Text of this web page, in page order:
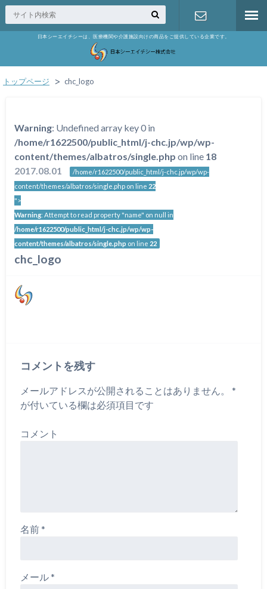
日本シーエイチシーは、医療機関や介護施設向けの商品をご提供している企業です。
トップページ chc_logo
Warning: Undefined array key 0 in
/home/r1622500/public_html/j-chc.jp/wp/wp-
content/themes/albatros/single.php on line 18
2017.08.01
/home/r1622500/public_html/j-chc.jp/wp/wp-
content/themes/albatros/single.php on line 22
">
Warning: Attempt to read property "name" on null in
/home/r1622500/public_html/j-chc.jp/wp/wp-
content/themes/albatros/single.php on line 22
chc_logo
コメントを残す
メールアドレスが公開されることはありません。
*
が付いている欄は必須項目です
コメント
名前*
メール*